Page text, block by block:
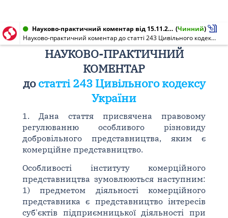
Науково-практичний коментар від 15.11.2007 (Чинний)
Науково-практичний коментар до статті 243 Цивільного кодексу України
НАУКОВО-ПРАКТИЧНИЙ
КОМЕНТАР
достатті 243 Цивільного кодексу
України
1. Дана стаття присвячена правовому
регулюванню особливого різновиду
добровільного представництва, яким є
комерційне представництво.
Особливості інституту комерційного
представництва зумовлюються наступним:
1) предметом діяльності комерційного
представника є представництво інтересів
суб'єктів підприємницької діяльності при